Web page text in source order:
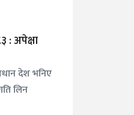
: अपेक्षा
देश भनिए
लिन